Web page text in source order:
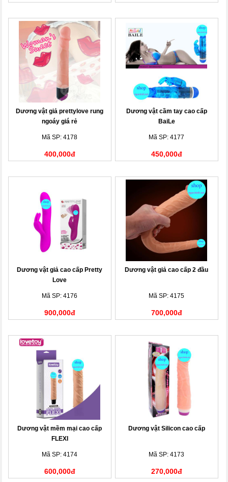
Dương vật giả prettylove rung
ngoáy giá rẻ
Mã SP: 4178
400,000đ
Dương vật cầm tay cao cấp
BaiLe
Mã SP: 4177
450,000đ
Dương vật giả cao cấp Pretty
Love
Mã SP: 4176
900,000đ
Dương vật giả cao cấp 2 đầu
Mã SP: 4175
700,000đ
Dương vật mềm mại cao cấp
FLEXI
Mã SP: 4174
600,000đ
Dương vật Silicon cao cấp
Mã SP: 4173
270,000đ